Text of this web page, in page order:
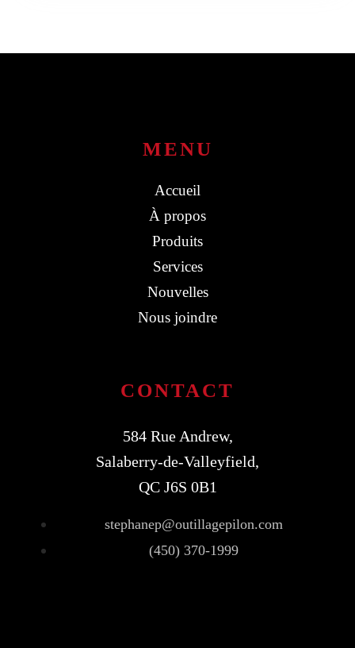
MENU
Accueil
À propos
Produits
Services
Nouvelles
Nous joindre
CONTACT
584 Rue Andrew,
Salaberry-de-Valleyfield,
QC J6S 0B1
stephanep@outillagepilon.com
(450) 370-1999